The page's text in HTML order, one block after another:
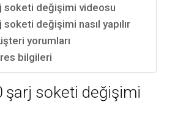
soketi değişimi videosu
değişimi nasıl yapılır
yorumları
bilgileri
şarj soketi değişimi